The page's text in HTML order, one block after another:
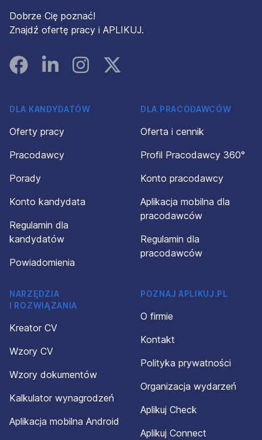
Dobrze Cię poznać!
Znajdź ofertę pracy i APLIKUJ.
FacebookLinked InInstagramInstagram
DLA KANDYDATÓW
Oferty pracy
Pracodawcy
Porady
Konto kandydata
Regulamin dla
kandydatów
Powiadomienia
DLA PRACODAWCÓW
Oferta i cennik
Profil Pracodawcy 360°
Konto pracodawcy
Aplikacja mobilna dla
pracodawców
Regulamin dla
pracodawców
NARZĘDZIA
I ROZWIĄZANIA
Kreator CV
Wzory CV
Wzory dokumentów
Kalkulator wynagrodzeń
Aplikacja mobilna Android
POZNAJ APLIKUJ.PL
O firmie
Kontakt
Polityka prywatności
Organizacja wydarzeń
Aplikuj Check
Aplikuj Connect